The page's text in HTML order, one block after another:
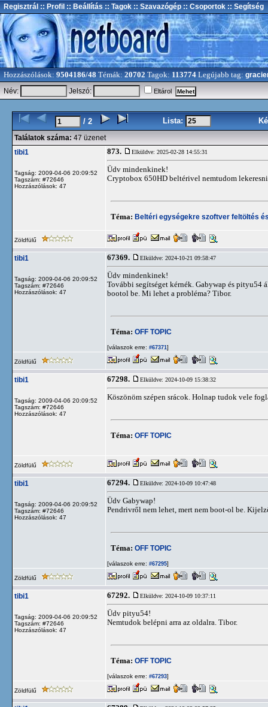
Regisztrál :: Profil :: Beállítás :: Tagok :: Szavazógép :: Csoportok :: Segítség
Hozzászólások: 9504186/48 Témák: 20702 Tagok: 113774 Legújabb tag:
Név:
Jelszó: Eltárol
/ 2 Lista:
Találatok száma: 47 üzenet
tibi1
Tagság: 2009-04-06 20:09:52
Tagszám: #72646
Hozzászólások: 47
873. Elküldve: 2025-02-28 14:55:31
Üdv mindenkinek!
Cryptobox 650HD beltérivel nemtudom
Téma: Beltéri egységekre szoftver feltöltés
Zöldfülű
tibi1
Tagság: 2009-04-06 20:09:52
Tagszám: #72646
Hozzászólások: 47
67369. Elküldve: 2024-10-21 09:58:47
Üdv mindenkinek!
További segítséget kérnék. Gabywap és pityu54
bootol be. Mi lehet a probléma? Tibor.
Téma: OFF TOPIC
[válaszok erre: #67371]
Zöldfülű
tibi1
Tagság: 2009-04-06 20:09:52
Tagszám: #72646
Hozzászólások: 47
67298. Elküldve: 2024-10-09 15:38:32
Köszönöm szépen srácok. Holnap tudok vele
Téma: OFF TOPIC
Zöldfülű
tibi1
Tagság: 2009-04-06 20:09:52
Tagszám: #72646
Hozzászólások: 47
67294. Elküldve: 2024-10-09 10:47:48
Üdv Gabywap!
Pendrivről nem lehet, mert nem boot-ol be.
Téma: OFF TOPIC
[válaszok erre: #67295]
Zöldfülű
tibi1
Tagság: 2009-04-06 20:09:52
Tagszám: #72646
Hozzászólások: 47
67292. Elküldve: 2024-10-09 10:37:11
Üdv pityu54!
Nemtudok belépni arra az oldalra. Tibor.
Téma: OFF TOPIC
[válaszok erre: #67293]
Zöldfülű